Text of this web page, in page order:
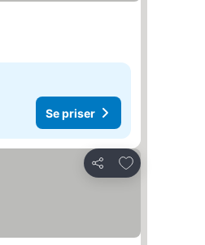
Se priser
Del
Føj til favoritter